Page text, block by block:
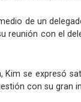
de un
reunión con el
Kim se expresó
con su gran